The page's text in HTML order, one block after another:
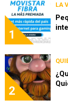
1
LA
2